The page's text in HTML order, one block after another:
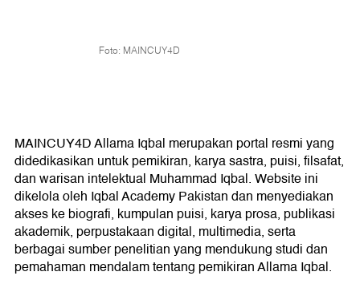
Foto: MAINCUY4D
MAINCUY4D Allama Iqbal merupakan portal resmi yang
didedikasikan untuk pemikiran, karya sastra, puisi, filsafat,
dan warisan intelektual Muhammad Iqbal. Website ini
dikelola oleh Iqbal Academy Pakistan dan menyediakan
akses ke biografi, kumpulan puisi, karya prosa, publikasi
akademik, perpustakaan digital, multimedia, serta
berbagai sumber penelitian yang mendukung studi dan
pemahaman mendalam tentang pemikiran Allama Iqbal.